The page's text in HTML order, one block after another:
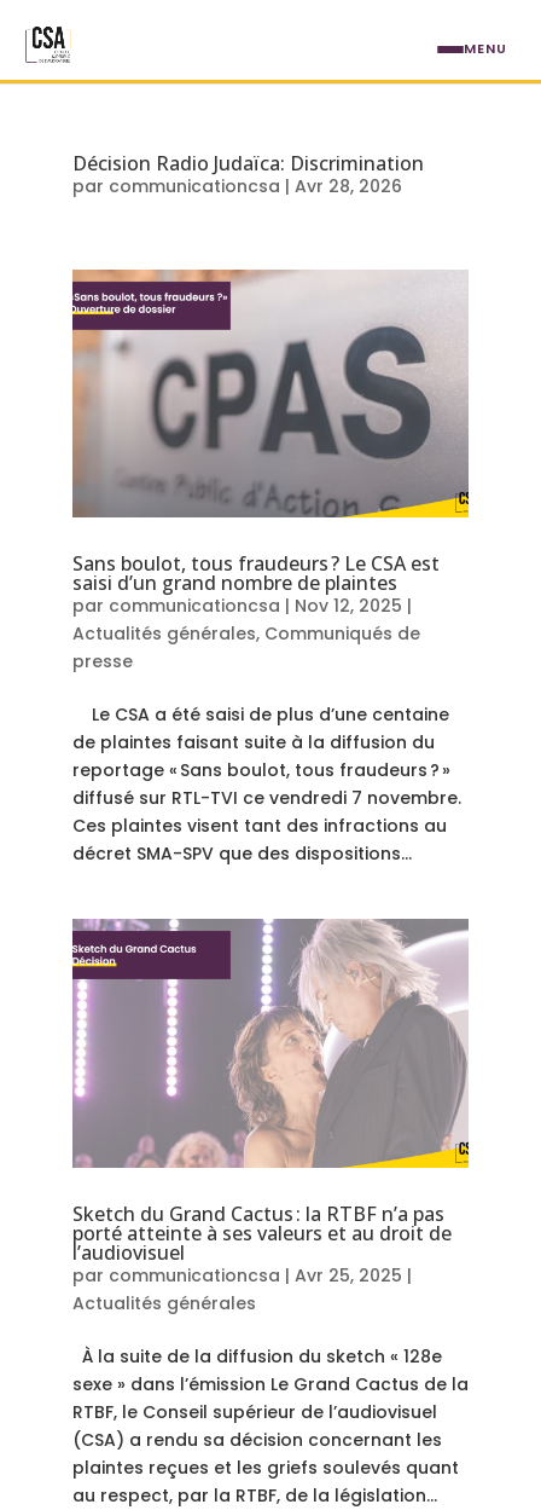
Étiquette : Discrimination /
Décision Radio Judaïca: Discrimination
par communicationcsa | Avr 28, 2026
Sans boulot, tous fraudeurs ? Le CSA est
saisi d’un grand nombre de plaintes
par communicationcsa | Nov 12, 2025 |
Actualités générales, Communiqués de
presse
Le CSA a été saisi de plus d’une centaine
de plaintes faisant suite à la diffusion du
reportage « Sans boulot, tous fraudeurs ? »
diffusé sur RTL-TVI ce vendredi 7 novembre.
Ces plaintes visent tant des infractions au
décret SMA-SPV que des dispositions...
Sketch du Grand Cactus : la RTBF n’a pas
porté atteinte à ses valeurs et au droit de
l’audiovisuel
par communicationcsa | Avr 25, 2025 |
Actualités générales
À la suite de la diffusion du sketch « 128e
sexe » dans l’émission Le Grand Cactus de la
RTBF, le Conseil supérieur de l’audiovisuel
(CSA) a rendu sa décision concernant les
plaintes reçues et les griefs soulevés quant
au respect, par la RTBF, de la législation...
MENU